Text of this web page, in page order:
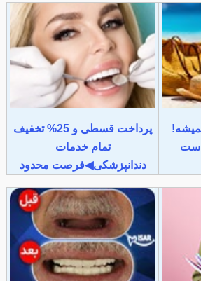
پرداخت قسطی و 25% تخفیف
تمام خدمات
دندانپزشکی◀فرصت محدود